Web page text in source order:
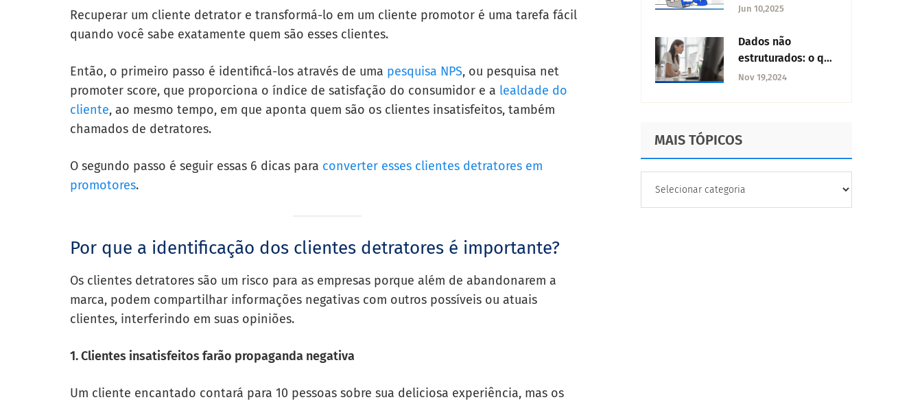
Recuperar um cliente detrator e transformá-lo em um cliente promotor é uma tarefa fácil
quando você sabe exatamente quem são esses clientes.
Então, o primeiro passo é identificá-los através de uma pesquisa NPS, ou pesquisa net
promoter score, que proporciona o índice de satisfação do consumidor e a lealdade do
cliente, ao mesmo tempo, em que aponta quem são os clientes insatisfeitos, também
chamados de detratores.
O segundo passo é seguir essas 6 dicas para converter esses clientes detratores em
promotores.
Por que a identificação dos clientes detratores é importante?
Os clientes detratores são um risco para as empresas porque além de abandonarem a
marca, podem compartilhar informações negativas com outros possíveis ou atuais
clientes, interferindo em suas opiniões.
1. Clientes insatisfeitos farão propaganda negativa
Um cliente encantado contará para 10 pessoas sobre sua deliciosa experiência, mas os
experiência do
e ferramentas
Jun 10,2025
Dados não
estruturados: o que
são e para que
Nov 19,2024
MAIS TÓPICOS
TÓPICOS